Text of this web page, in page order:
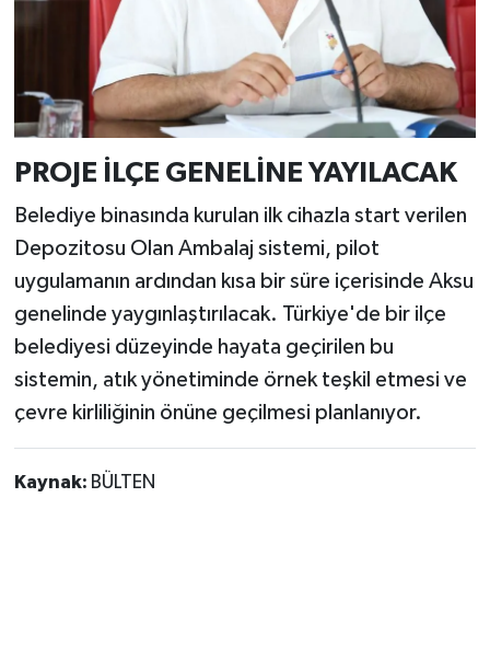
PROJE İLÇE GENELİNE YAYILACAK
Belediye binasında kurulan ilk cihazla start verilen
Depozitosu Olan Ambalaj sistemi, pilot
uygulamanın ardından kısa bir süre içerisinde Aksu
genelinde yaygınlaştırılacak. Türkiye'de bir ilçe
belediyesi düzeyinde hayata geçirilen bu
sistemin, atık yönetiminde örnek teşkil etmesi ve
çevre kirliliğinin önüne geçilmesi planlanıyor.
Kaynak: BÜLTEN